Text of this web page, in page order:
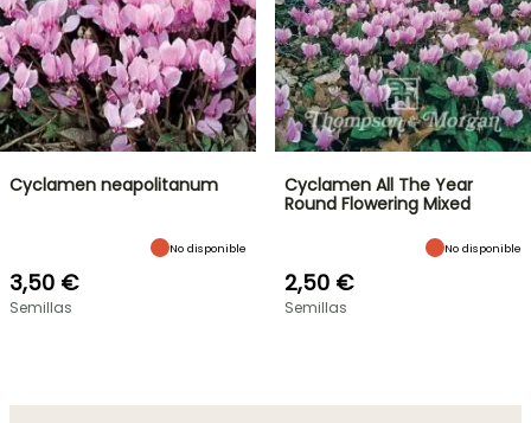
Cyclamen neapolitanum
No disponible
3,50 €
Semillas
Cyclamen All The Year
Round Flowering Mixed
No disponible
2,50 €
Semillas